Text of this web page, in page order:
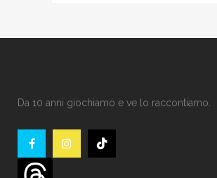
Da 10 anni giochiamo e ve lo raccontiamo.